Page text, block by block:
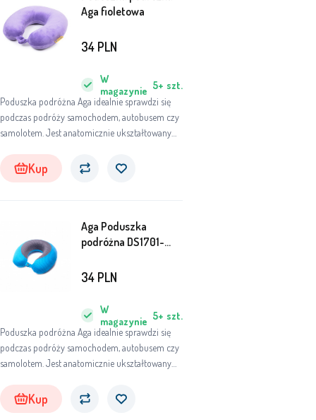
Aga fioletowa
Poduszka podróżna Aga idealnie sprawdzi się
podczas podróży samochodem, autobusem czy
samolotem. Jest anatomicznie ukształtowany
dotyku pluszowemu pokrowcowi będziesz
wygodnie spać na poduszce.
W
magazynie 5+ szt.
34 PLN
Kup
Aga Poduszka
podróżna DS1701-
Poduszka podróżna Aga idealnie sprawdzi się
podczas podróży samochodem, autobusem czy
samolotem. Jest anatomicznie ukształtowany
dotyku pluszowemu pokrowcowi będziesz
wygodnie spać na poduszce.
W
magazynie 5+ szt.
34 PLN
Kup